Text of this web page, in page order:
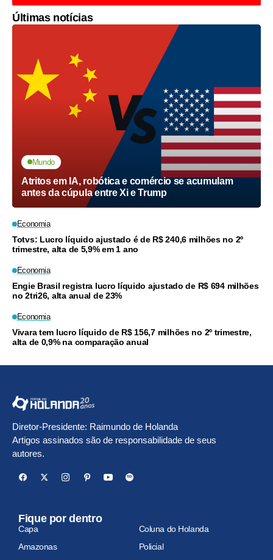
Últimas notícias
Mundo
Atritos em IA, robótica e comércio se acumulam
antes da cúpula entre Xi e Trump
Economia
Totvs: Lucro líquido ajustado é de R$ 240,6 milhões no 2º
trimestre, alta de 5,9% em 1 ano
Economia
Engie Brasil registra lucro líquido ajustado de R$ 694 milhões
no 2tri26, alta anual de 23%
Economia
Vivara tem lucro líquido de R$ 156,7 milhões no 2º trimestre,
alta de 0,9% na comparação anual
Diretor-Presidente: Raimundo de Holanda
Artigos assinados são de responsabilidade de seus
autores.
Fique por dentro
Capa
Coluna do Holanda
Amazonas
Policial